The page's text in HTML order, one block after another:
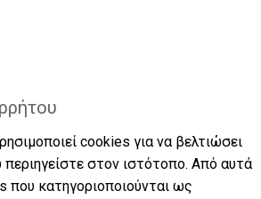
cookies για να βελτιώσει
περιηγείστε στον ιστότοπο. Από αυτά
που κατηγοριοποιούνται ως